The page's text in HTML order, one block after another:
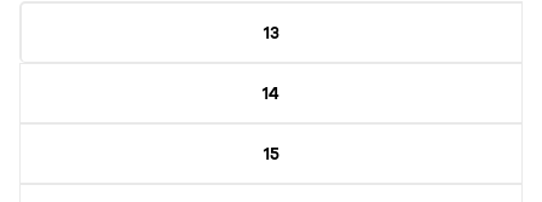
13
14
15